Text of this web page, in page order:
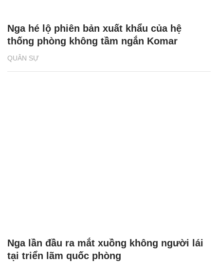
QUÂN SỰ
Nga hé lộ phiên bản xuất khẩu của hệ
thống phòng không tầm ngắn Komar
Nga lần đầu ra mắt xuồng không người lái
tại triển lãm quốc phòng